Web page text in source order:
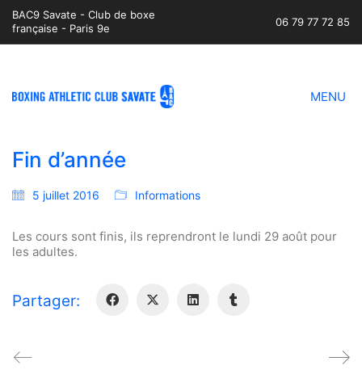
BAC9 Savate - Club de boxe
française - Paris 9e
06 79 77 72 85
MENU
Fin d’année
5 juillet 2016 Informations
Les cours sont finis, ils reprendront le lundi 29 août pour
les adultes.
Partager: